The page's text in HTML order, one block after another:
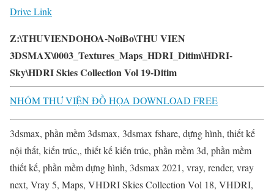
Drive Link
Z:\THUVIENDOHOA-NoiBo\THU VIEN
3DSMAX\0003_Textures_Maps_HDRI_Ditim\HDRI-
Sky\HDRI Skies Collection Vol 19-Ditim
NHÓM THƯ VIỆN ĐỒ HỌA DOWNLOAD FREE
3dsmax, phần mềm 3dsmax, 3dsmax fshare, dựng hình, thiết kế
nội thất, kiến trúc,, thiết kế kiến trúc, phần mềm 3d, phần mềm
thiết kế, phần mềm dựng hình, 3dsmax 2021, vray, render, vray
next, Vray 5, Maps, VHDRI Skies Collection Vol 18, VHDRI,